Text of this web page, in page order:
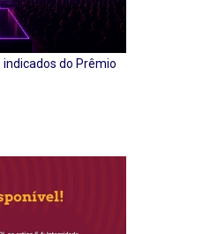
indicados do Prêmio